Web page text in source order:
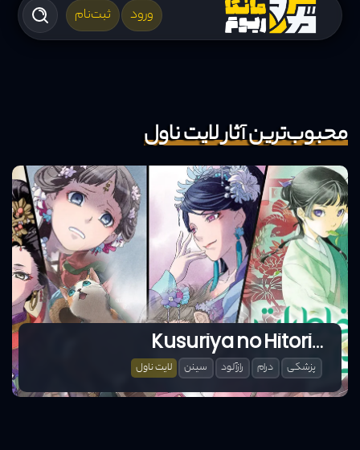
ورود ثبت‌نام
محبوب‌ترین آثار لایت ناول
Kusuriya no Hitorigoto
پزشکی درام رازآلود سینن لایت ناول